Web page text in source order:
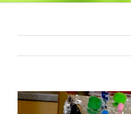
Zeige
grösseres